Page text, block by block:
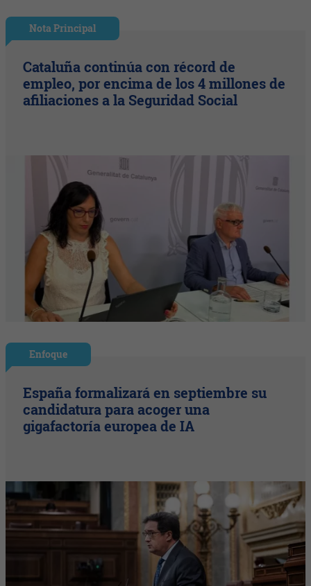
Nota Principal
Cataluña continúa con récord de
empleo, por encima de los 4 millones de
afiliaciones a la Seguridad Social
Enfoque
España formalizará en septiembre su
candidatura para acoger una
gigafactoría europea de IA